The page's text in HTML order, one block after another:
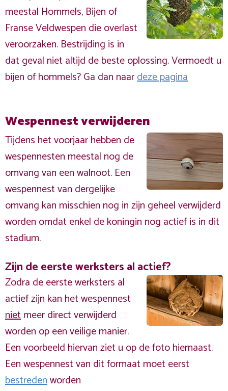
meestal Hommels, Bijen of
Franse Veldwespen die overlast
veroorzaken. Bestrijding is in
dat geval niet altijd de beste oplossing. Vermoedt u
bijen of hommels? Ga dan naardeze pagina
Wespennest verwijderen
Tijdens het voorjaar hebben de
wespennesten meestal nog de
omvang van een walnoot. Een
wespennest van dergelijke
omvang kan misschien nog in zijn geheel verwijderd
worden omdat enkel de koningin nog actief is in dit
stadium.
Zijn de eerste werksters al actief?
Zodra de eerste werksters al
actief zijn kan het wespennest
nietmeer direct verwijderd
worden op een veilige manier.
Een voorbeeld hiervan ziet u op de foto hiernaast.
Een wespennest van dit formaat moet eerst
bestredenworden